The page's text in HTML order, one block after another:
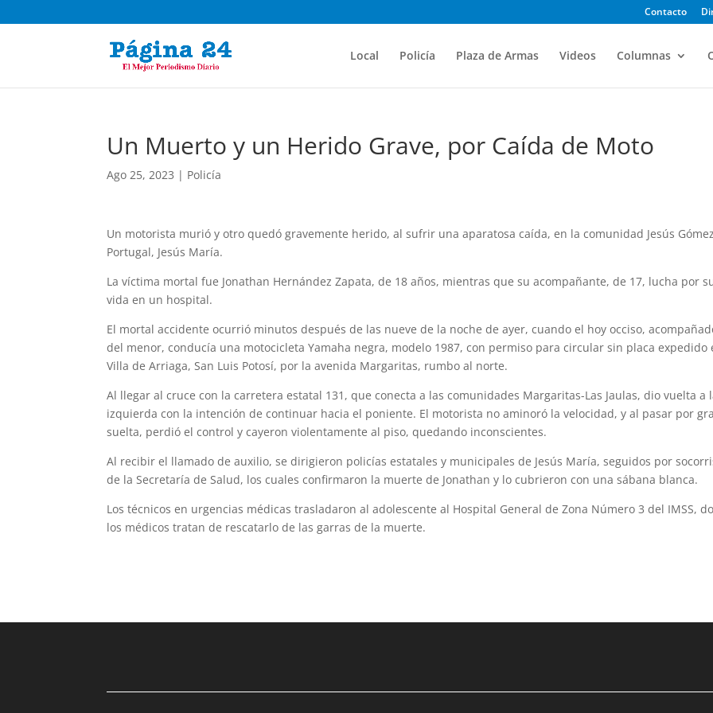
Contacto
Local Policía Plaza de Armas Videos Columnas
Un Muerto y un Herido Grave, por Caída de Moto
Ago 25, 2023 | Policía
Un motorista murió y otro quedó grave­mente herido, al sufrir una aparatosa caída, en la comunidad Jesús Gómez
Portugal, Jesús María.
La víctima mortal fue Jonathan Hernán­dez Zapata, de 18 años, mientras que su acompañante, de 17, lucha por
vida en un hospital.
El mortal accidente ocurrió minutos des­pués de las nueve de la noche de ayer, cuando el hoy occiso,
del menor, con­ducía una motocicleta Yamaha negra, modelo 1987, con permiso para circular sin placa ex­pedido
Villa de Arriaga, San Luis Potosí, por la avenida Margaritas, rumbo al norte.
Al llegar al cruce con la carretera estatal 131, que conecta a las comunidades Marga­ritas-Las Jaulas, dio vuelta a
izquierda con la intención de continuar hacia el poniente. El motorista no aminoró la velocidad, y al pasar por
suelta, perdió el control y cayeron violentamente al piso, quedando inconscientes.
Al recibir el llamado de auxilio, se diri­gieron policías estatales y municipales de Jesús María, seguidos por
de la Secretaría de Salud, los cuales confirmaron la muerte de Jonathan y lo cubrieron con una sábana blanca.
Los técnicos en urgencias médicas tras­ladaron al adolescente al Hospital General de Zona Número 3 del IMSS,
los médicos tratan de rescatarlo de las garras de la muerte.